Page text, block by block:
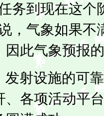
务到现在这
，气象如果
因此气象预报
设施的可靠
、各项活动平